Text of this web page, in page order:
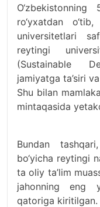
ro‘yxatdan
universitetlari
reytingi
(Sustainable
jamiyatga ta’siri
Shu bilan
mintaqasida
Bundan
bo‘yicha reytingi
ta oliy ta’lim
jahonning eng
qatoriga kiritilgan.